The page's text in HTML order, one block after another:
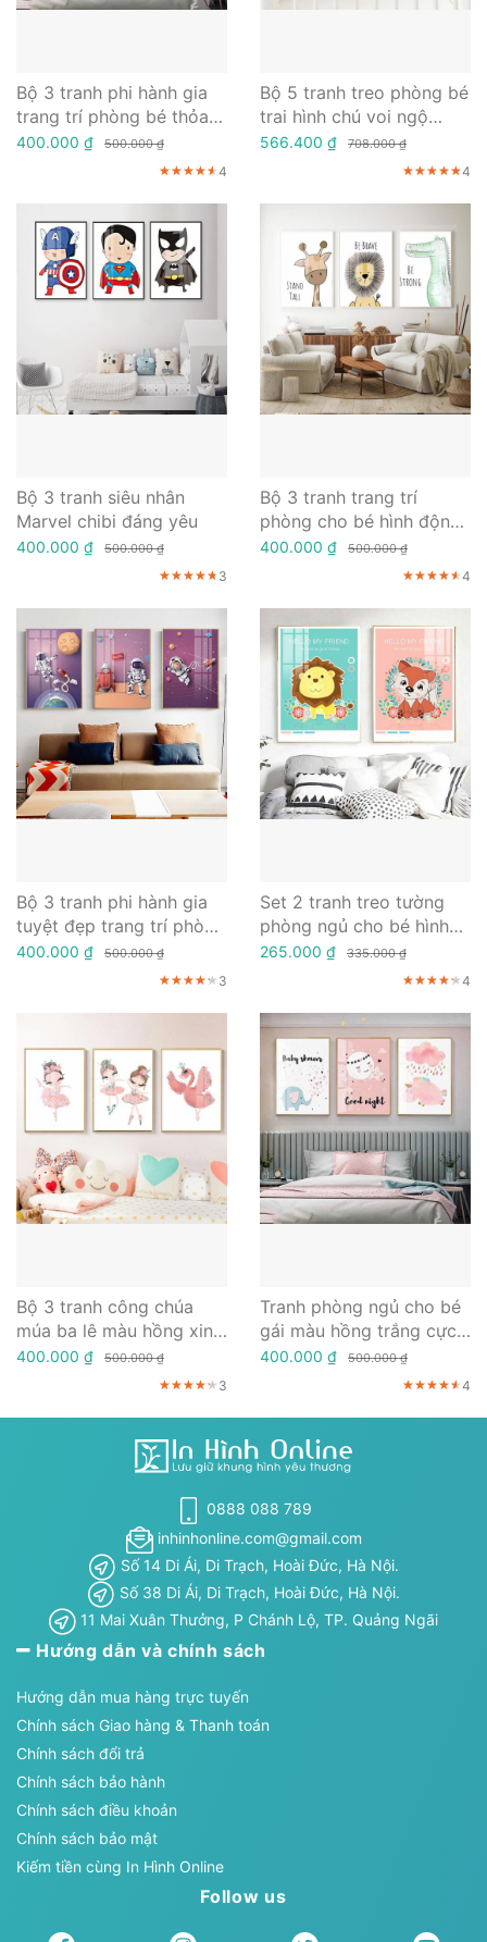
Bộ 3 tranh phi hành gia
trang trí phòng bé thỏa
sức sáng tạo
400.000 ₫ 500.000 ₫
★★★★★
★★★★★
★★★★★4
Bộ 5 tranh treo phòng bé
trai hình chú voi ngộ
nghĩnh
566.400 ₫ 708.000 ₫
★★★★★
★★★★★
★★★★★4
Bộ 3 tranh siêu nhân
Marvel chibi đáng yêu
400.000 ₫ 500.000 ₫
★★★★★
★★★★★
★★★★★ 3
Bộ 3 tranh trang trí
phòng cho bé hình động
vật ngộ nghĩnh
400.000 ₫ 500.000 ₫
★★★★★
★★★★★
★★★★★4
Bộ 3 tranh phi hành gia
tuyệt đẹp trang trí phòng
cho bé
400.000 ₫ 500.000 ₫
★★★★★
★★★★★
★★★★★ 3
Set 2 tranh treo tường
phòng ngủ cho bé hình
động vật ngộ nghĩnh
265.000 ₫ 335.000 ₫
★★★★★
★★★★★
★★★★★4
Bộ 3 tranh công chúa
múa ba lê màu hồng xinh
xắn
400.000 ₫ 500.000 ₫
★★★★★
★★★★★
★★★★★ 3
Tranh phòng ngủ cho bé
gái màu hồng trắng cực
đáng yêu
400.000 ₫ 500.000 ₫
★★★★★
★★★★★
★★★★★4
0888 088 789
inhinhonline.com@gmail.com
Số 14 Di Ái, Di Trạch, Hoài Đức, Hà Nội.
Số 38 Di Ái, Di Trạch, Hoài Đức, Hà Nội.
11 Mai Xuân Thưởng, P Chánh Lộ, TP. Quảng Ngãi
Hướng dẫn và chính sách
Hướng dẫn mua hàng trực tuyến
Chính sách Giao hàng & Thanh toán
Chính sách đổi trả
Chính sách bảo hành
Chính sách điều khoản
Chính sách bảo mật
Kiếm tiền cùng In Hình Online
Follow us